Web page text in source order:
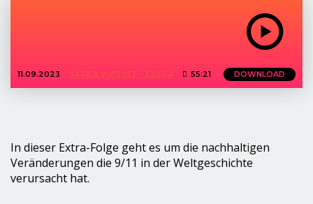
11.09.2023 SAGEN WAS IST - EXTRA 55:21 DOWNLOAD
In dieser Extra-Folge geht es um die nachhaltigen
Veränderungen die 9/11 in der Weltgeschichte
verursacht hat.